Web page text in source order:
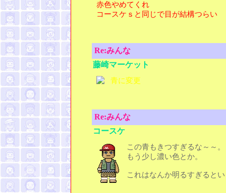
赤色やめてくれ
コースケｓと同じで目が結構つらい
Re:みんな
藤崎マーケット
青に変更
Re:みんな
コースケ
この青もきつすぎるな～～。
もう少し濃い色とか。
これはなんか明るすぎると